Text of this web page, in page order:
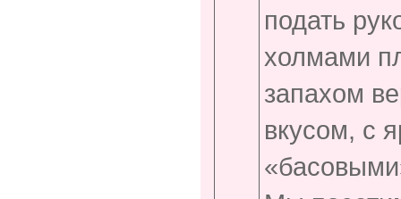
подать
холмами
запахом
вкусом, с